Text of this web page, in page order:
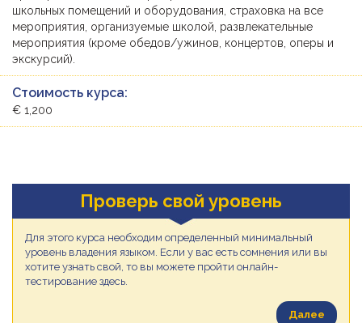
школьных помещений и оборудования, страховка на все
мероприятия, организуемые школой, развлекательные
мероприятия (кроме обедов/ужинов, концертов, оперы и
экскурсий).
Стоимость курса:
€ 1,200
Проверь свой уровень
Для этого курса необходим определенный минимальный
уровень владения языком. Если у вас есть сомнения или вы
хотите узнать свой, то вы можете пройти онлайн-
тестирование здесь.
Далее